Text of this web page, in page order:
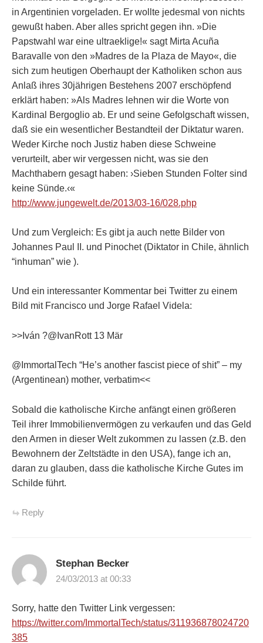
in Argentinien vorgeladen. Er wollte jedesmal von nichts
gewußt haben. Aber alles spricht gegen ihn. »Die
Papstwahl war eine ultraeklige!« sagt Mirta Acuña
Baravalle von den »Madres de la Plaza de Mayo«, die
sich zum heutigen Oberhaupt der Katholiken schon aus
Anlaß ihres 30jährigen Bestehens 2007 erschöpfend
erklärt haben: »Als Madres lehnen wir die Worte von
Kardinal Bergoglio ab. Er und seine Gefolgschaft wissen,
daß sie ein wesentlicher Bestandteil der Diktatur waren.
Weder Kirche noch Justiz haben diese Schweine
verurteilt, aber wir vergessen nicht, was sie den
Machthabern gesagt haben: ›Sieben Stunden Folter sind
keine Sünde.‹«
http://www.jungewelt.de/2013/03-16/028.php
Und zum Vergleich: Es gibt ja auch nette Bilder von
Johannes Paul II. und Pinochet (Diktator in Chile, ähnlich
“inhuman” wie ).
Und ein interessanter Kommentar bei Twitter zu einem
Bild mit Francisco und Jorge Rafael Videla:
>>Iván ?@IvanRott 13 Mär
@ImmortalTech “He’s another fascist piece of shit” – my
(Argentinean) mother, verbatim<<
Sobald die katholische Kirche anfängt einen größeren
Teil ihrer Immobilienvermögen zu verkaufen und das Geld
den Armen in dieser Welt zukommen zu lassen (z.B. den
Bewohnern der Zeltstädte in den USA), fange ich an,
daran zu glauben, dass die katholische Kirche Gutes im
Schilde führt.
Reply
Stephan Becker
24/03/2013 at 00:33
Sorry, hatte den Twitter Link vergessen:
https://twitter.com/ImmortalTech/status/311936878024720
385